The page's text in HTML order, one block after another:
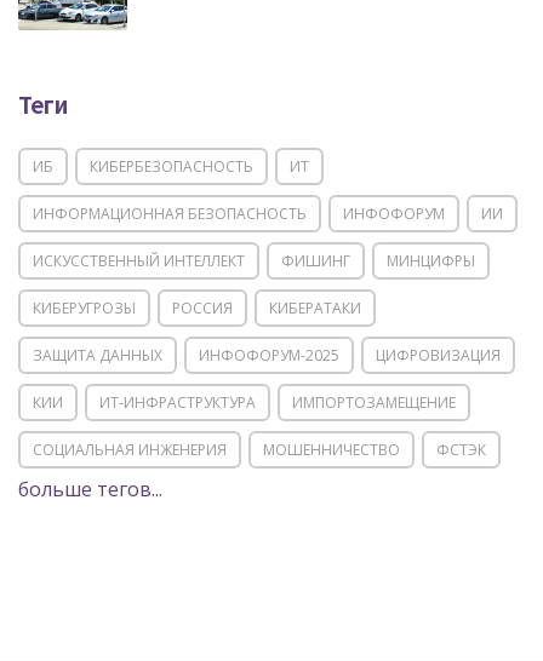
Теги
ИБ КИБЕРБЕЗОПАСНОСТЬ ИТ
ИНФОРМАЦИОННАЯ БЕЗОПАСНОСТЬ ИНФОФОРУМ ИИ
ИСКУССТВЕННЫЙ ИНТЕЛЛЕКТ ФИШИНГ МИНЦИФРЫ
КИБЕРУГРОЗЫ РОССИЯ КИБЕРАТАКИ
ЗАЩИТА ДАННЫХ ИНФОФОРУМ-2025 ЦИФРОВИЗАЦИЯ
КИИ ИТ-ИНФРАСТРУКТУРА ИМПОРТОЗАМЕЩЕНИЕ
СОЦИАЛЬНАЯ ИНЖЕНЕРИЯ МОШЕННИЧЕСТВО ФСТЭК
POSITIVE TECHNOLOGIES
больше тегов...